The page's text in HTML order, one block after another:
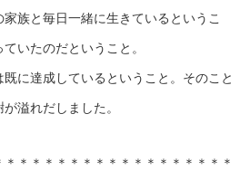
族と毎日一緒に生きているというこ
いたのだということ。
に達成しているということ。そのこと
溢れだしました。
＊＊＊＊＊＊＊＊＊＊＊＊＊＊＊＊＊